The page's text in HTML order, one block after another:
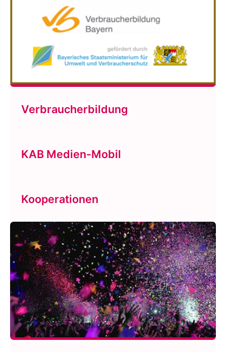
Verbraucherbildung
KAB Medien-Mobil
Kooperationen